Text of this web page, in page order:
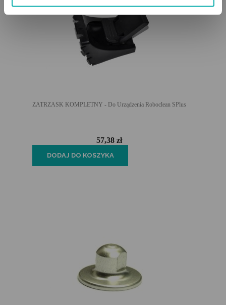
znaleźć tutaj
ZATRZASK KOMPLETNY - Do Urządzenia Roboclean SPlus
57,38 zł
DODAJ DO KOSZYKA